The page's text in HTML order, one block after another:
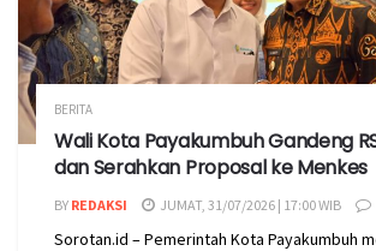
BERITA
Wali Kota Payakumbuh Gandeng
dan Serahkan Proposal ke Menkes
BY REDAKSI JUMAT, 31/07/2026 | 17:00 WIB
Sorotan.id – Pemerintah Kota Payakumbuh